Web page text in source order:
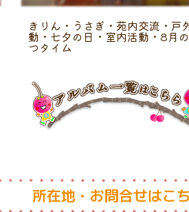
きりん・うさぎ・苑内交流・戸
動・七夕の日・室内活動・8月
つタイム
所在地・お問合せはこ